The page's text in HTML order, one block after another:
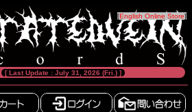
[English Online Store]
[ Last Update : July 31, 2026 (Fri.) ]